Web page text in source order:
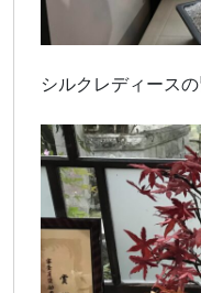
シルクレディース